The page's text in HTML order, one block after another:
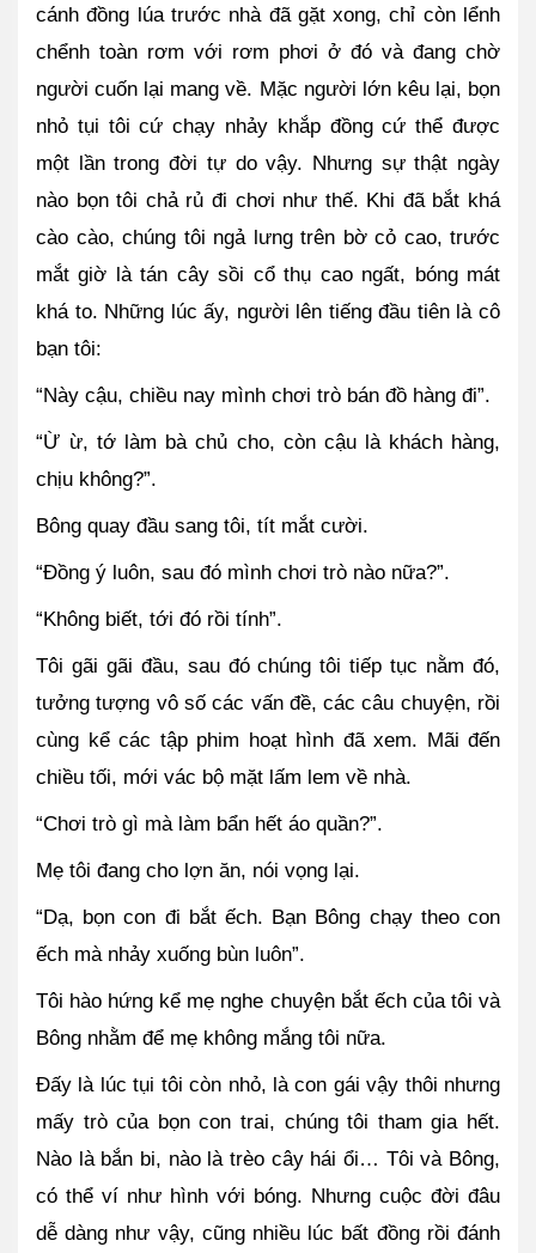
cánh đồng lúa trước nhà đã gặt xong, chỉ còn lểnh
chểnh toàn rơm với rơm phơi ở đó và đang chờ
người cuốn lại mang về. Mặc người lớn kêu lại, bọn
nhỏ tụi tôi cứ chạy nhảy khắp đồng cứ thể được
một lần trong đời tự do vậy. Nhưng sự thật ngày
nào bọn tôi chả rủ đi chơi như thế. Khi đã bắt khá
cào cào, chúng tôi ngả lưng trên bờ cỏ cao, trước
mắt giờ là tán cây sồi cổ thụ cao ngất, bóng mát
khá to. Những lúc ấy, người lên tiếng đầu tiên là cô
bạn tôi:
“Này cậu, chiều nay mình chơi trò bán đồ hàng đi”.
“Ừ ừ, tớ làm bà chủ cho, còn cậu là khách hàng,
chịu không?”.
Bông quay đầu sang tôi, tít mắt cười.
“Đồng ý luôn, sau đó mình chơi trò nào nữa?”.
“Không biết, tới đó rồi tính”.
Tôi gãi gãi đầu, sau đó chúng tôi tiếp tục nằm đó,
tưởng tượng vô số các vấn đề, các câu chuyện, rồi
cùng kể các tập phim hoạt hình đã xem. Mãi đến
chiều tối, mới vác bộ mặt lấm lem về nhà.
“Chơi trò gì mà làm bẩn hết áo quần?”.
Mẹ tôi đang cho lợn ăn, nói vọng lại.
“Dạ, bọn con đi bắt ếch. Bạn Bông chạy theo con
ếch mà nhảy xuống bùn luôn”.
Tôi hào hứng kể mẹ nghe chuyện bắt ếch của tôi và
Bông nhằm để mẹ không mắng tôi nữa.
Đấy là lúc tụi tôi còn nhỏ, là con gái vậy thôi nhưng
mấy trò của bọn con trai, chúng tôi tham gia hết.
Nào là bắn bi, nào là trèo cây hái ổi… Tôi và Bông,
có thể ví như hình với bóng. Nhưng cuộc đời đâu
dễ dàng như vậy, cũng nhiều lúc bất đồng rồi đánh